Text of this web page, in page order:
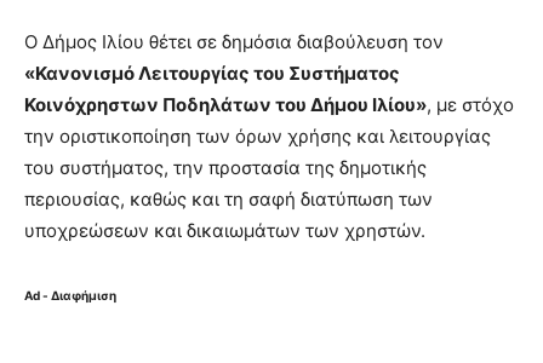
Ο Δήμος Ιλίου θέτει σε δημόσια διαβούλευση τον
«Κανονισμό Λειτουργίας του Συστήματος
Κοινόχρηστων Ποδηλάτων του Δήμου Ιλίου», με στόχο
την οριστικοποίηση των όρων χρήσης και λειτουργίας
του συστήματος, την προστασία της δημοτικής
περιουσίας, καθώς και τη σαφή διατύπωση των
υποχρεώσεων και δικαιωμάτων των χρηστών.
Ad - Διαφήμιση